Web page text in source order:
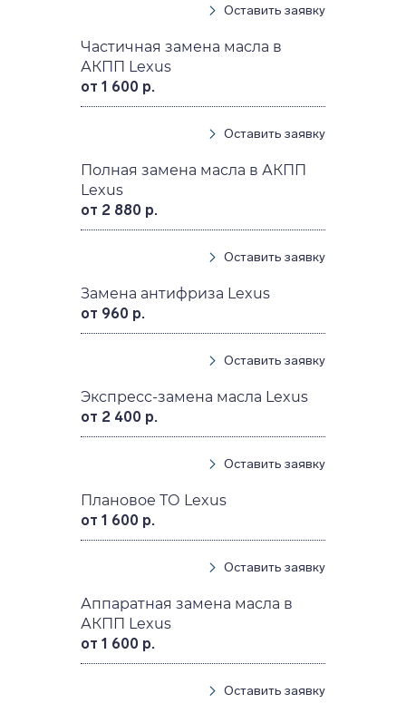
Оставить заявку
Частичная замена масла в
АКПП Lexus
от 1 600 р.
Оставить заявку
Полная замена масла в АКПП
Lexus
от 2 880 р.
Оставить заявку
Замена антифриза Lexus
от 960 р.
Оставить заявку
Экспресс-замена масла Lexus
от 2 400 р.
Оставить заявку
Плановое ТО Lexus
от 1 600 р.
Оставить заявку
Аппаратная замена масла в
АКПП Lexus
от 1 600 р.
Оставить заявку